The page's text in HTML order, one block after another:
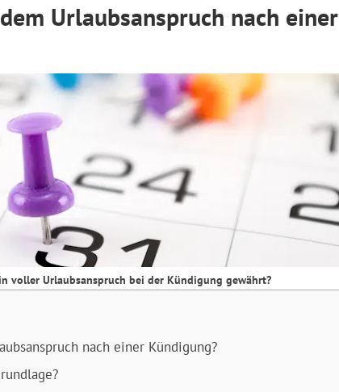
Urlaubsanspruch nach einer
voller Urlaubsanspruch bei der Kündigung gewährt?
nach einer Kündigung?